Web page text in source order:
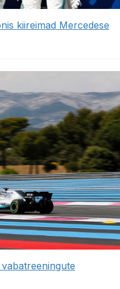
kiireimad Mercedese